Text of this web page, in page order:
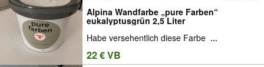
Alpina Wandfarbe „pure Farben“
eukalyptusgrün 2,5 Liter
Habe versehentlich diese Farbe ...
22 € VB